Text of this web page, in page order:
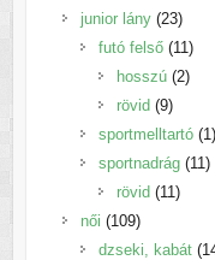
termék
junior lány 2323
termék
futó felső 1111
hosszú 22
rövid 99
termék
sportmelltartó 11
sportnadrág 1111
rövid 1111
női 109109
termék
dzseki, kabát